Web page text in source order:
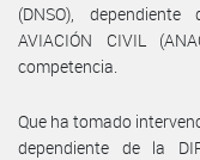
(DNSO), dependiente
AVIACIÓN CIVIL
competencia.
Que ha tomado
dependiente de la